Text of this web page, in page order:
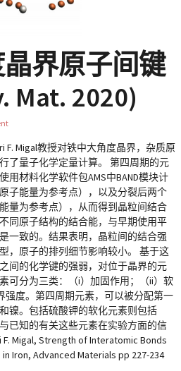
界原子间键
Mat. 2020)
F. Migal教授对铁中大角度晶界，杂质原
了量子化学定量计算。 第四周期的元
用材料化学软件包AMS中BAND模块计
子能量为参考点），以及分裂后两个
量为参考点），从而得到晶粒间结合
同原子结构的结合能，与早期使用平
一致的。结果表明，晶粒间的结合强
，原子的排列细节影响较小。 基于这
间的化学键的强弱，对位于晶界的元
可分为三类：（i）加固作用；（ii）软
强度。第四周期元素，可以被分配第一
镍。包括硫酸钾的软化元素则包括
已知的有关这些元素在实验方面的信
Migal, Strength of Interatomic Bonds
Iron, Advanced Materials pp 227-234